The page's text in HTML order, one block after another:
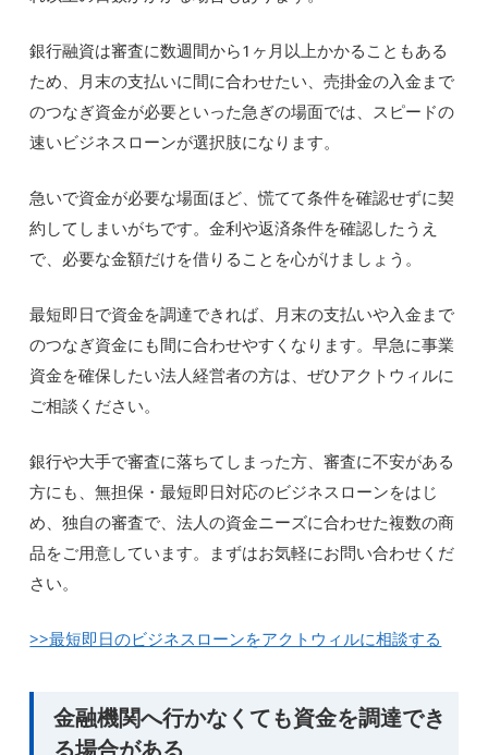
銀行融資は審査に数週間から1ヶ月以上かかることもある
ため、月末の支払いに間に合わせたい、売掛金の入金まで
のつなぎ資金が必要といった急ぎの場面では、スピードの
速いビジネスローンが選択肢になります。
急いで資金が必要な場面ほど、慌てて条件を確認せずに契
約してしまいがちです。金利や返済条件を確認したうえ
で、必要な金額だけを借りることを心がけましょう。
最短即日で資金を調達できれば、月末の支払いや入金まで
のつなぎ資金にも間に合わせやすくなります。早急に事業
資金を確保したい法人経営者の方は、ぜひアクトウィルに
ご相談ください。
銀行や大手で審査に落ちてしまった方、審査に不安がある
方にも、無担保・最短即日対応のビジネスローンをはじ
め、独自の審査で、法人の資金ニーズに合わせた複数の商
品をご用意しています。まずはお気軽にお問い合わせくだ
さい。
>>最短即日のビジネスローンをアクトウィルに相談する
金融機関へ行かなくても資金を調達でき
る場合がある